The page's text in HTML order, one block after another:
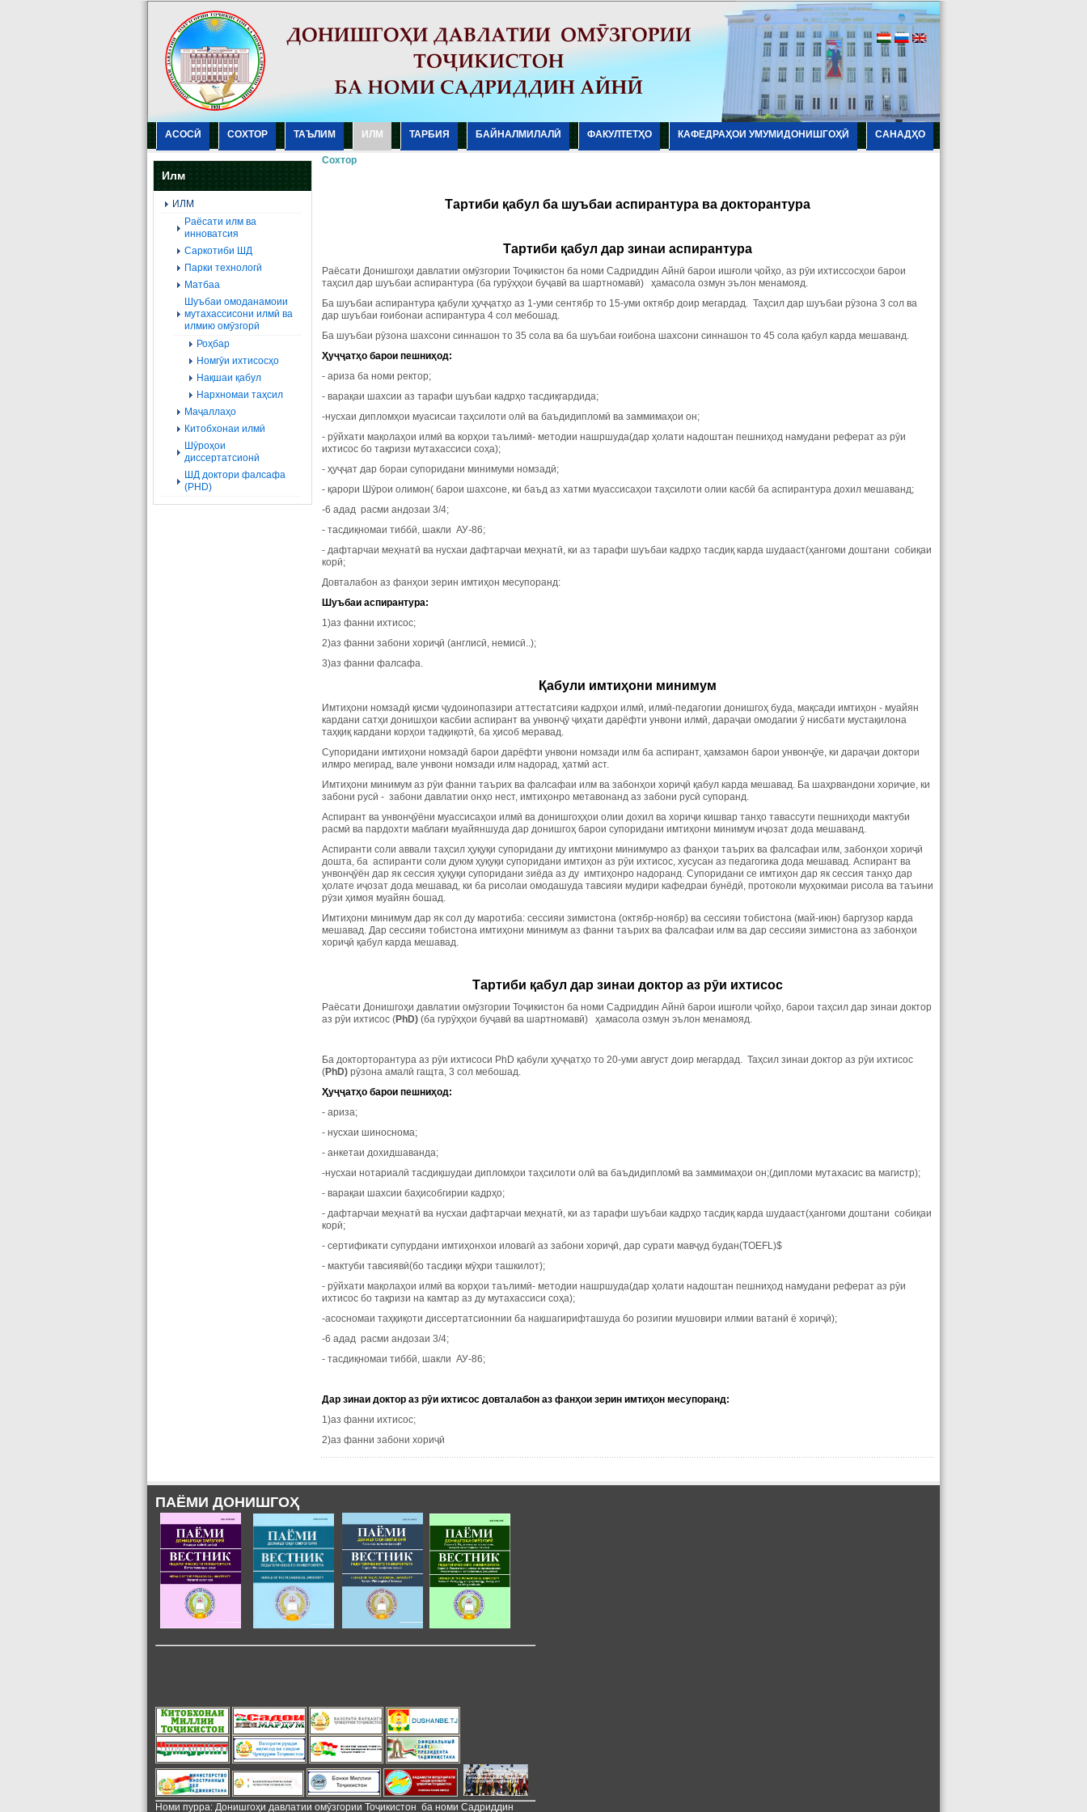
АСОСӢ СОХТОР ТАЪЛИМ ИЛМ ТАРБИЯ БАЙНАЛМИЛАЛӢ ФАКУЛТЕТҲО КАФЕДРАҲОИ УМУМИДОНИШГОҲӢ САНАДҲО
Илм
ИЛМ
Раёсати илм ва
инноватсия
Саркотиби ШД
Парки технологӣ
Матбаа
Шуъбаи омоданамоии
мутахассисони илмӣ ва
илмию омӯзгорӣ
Роҳбар
Номгӯи ихтисосҳо
Нақшаи қабул
Нархномаи таҳсил
Маҷаллаҳо
Китобхонаи илмӣ
Шӯроҳои
диссертатсионӣ
ШД доктори фалсафа
(PHD)
Сохтор
Тартиби қабул ба шуъбаи аспирантура ва докторантура
Тартиби қабул дар зинаи аспирантура
Раёсати Донишгоҳи давлатии омӯзгории Тоҷикистон ба номи Садриддин Айнӣ барои ишғоли ҷойҳо, аз рӯи ихтиссосҳои барои
таҳсил дар шуъбаи аспирантура (ба гурӯҳҳои буҷавӣ ва шартномавӣ) ҳамасола озмун эълон менамояд.
Ба шуъбаи аспирантура қабули ҳуҷҷатҳо аз 1-уми сентябр то 15-уми октябр доир мегардад. Таҳсил дар шуъбаи рӯзона 3 сол ва
дар шуъбаи ғоибонаи аспирантура 4 сол мебошад.
Ба шуъбаи рӯзона шахсони синнашон то 35 сола ва ба шуъбаи ғоибона шахсони синнашон то 45 сола қабул карда мешаванд.
Ҳуҷҷатҳо барои пешниҳод:
- ариза ба номи ректор;
- варақаи шахсии аз тарафи шуъбаи кадрҳо тасдиқгардида;
-нусхаи дипломҳои муасисаи таҳсилоти олӣ ва баъдидипломӣ ва заммимаҳои он;
- рӯйхати мақолаҳои илмӣ ва корҳои таълимӣ- методии нашршуда(дар ҳолати надоштан пешниҳод намудани реферат аз рӯи
ихтисос бо тақризи мутахассиси соҳа);
- ҳуҷҷат дар бораи супоридани минимуми номзадӣ;
- қарори Шӯрои олимон( барои шахсоне, ки баъд аз хатми муассисаҳои таҳсилоти олии касбӣ ба аспирантура дохил мешаванд;
-6 адад расми андозаи 3/4;
- тасдиқномаи тиббӣ, шакли АУ-86;
- дафтарчаи меҳнатӣ ва нусхаи дафтарчаи меҳнатӣ, ки аз тарафи шуъбаи кадрҳо тасдиқ карда шудааст(ҳангоми доштани собиқаи
корӣ;
Довталабон аз фанҳои зерин имтиҳон месупоранд:
Шуъбаи аспирантура:
1)аз фанни ихтисос;
2)аз фанни забони хориҷӣ (англисӣ, немисӣ..);
3)аз фанни фалсафа.
Қабули имтиҳони минимум
Имтиҳони номзадӣ қисми ҷудоинопазири аттестатсияи кадрҳои илмӣ, илмӣ-педагогии донишгоҳ буда, мақсади имтиҳон - муайян
кардани сатҳи донишҳои касбии аспирант ва унвонҷӯ ҷиҳати дарёфти унвони илмӣ, дараҷаи омодагии ӯ нисбати мустақилона
таҳқиқ кардани корҳои тадқиқотӣ, ба ҳисоб меравад.
Супоридани имтиҳони номзадӣ барои дарёфти унвони номзади илм ба аспирант, ҳамзамон барои унвонҷӯе, ки дараҷаи доктори
илмро мегирад, вале унвони номзади илм надорад, ҳатмӣ аст.
Имтиҳони минимум аз рӯи фанни таърих ва фалсафаи илм ва забонҳои хориҷӣ қабул карда мешавад. Ба шаҳрвандони хориҷие, ки
забони русӣ - забони давлатии онҳо нест, имтиҳонро метавонанд аз забони русӣ супоранд.
Аспирант ва унвонҷӯёни муассисаҳои илмӣ ва донишгоҳҳои олии дохил ва хориҷи кишвар танҳо тавассути пешниҳоди мактуби
расмӣ ва пардохти маблағи муайяншуда дар донишгоҳ барои супоридани имтиҳони минимум иҷозат дода мешаванд.
Аспиранти соли аввали таҳсил ҳуқуқи супоридани ду имтиҳони минимумро аз фанҳои таърих ва фалсафаи илм, забонҳои хориҷӣ
дошта, ба аспиранти соли дуюм ҳуқуқи супоридани имтиҳон аз рӯи ихтисос, хусусан аз педагогика дода мешавад. Аспирант ва
унвонҷӯён дар як сессия ҳуқуқи супоридани зиёда аз ду имтиҳонро надоранд. Супоридани се имтиҳон дар як сессия танҳо дар
ҳолате иҷозат дода мешавад, ки ба рисолаи омодашуда тавсияи мудири кафедраи бунёдӣ, протоколи муҳокимаи рисола ва таъини
рӯзи ҳимоя муайян бошад.
Имтиҳони минимум дар як сол ду маротиба: сессияи зимистона (октябр-ноябр) ва сессияи тобистона (май-июн) баргузор карда
мешавад. Дар сессияи тобистона имтиҳони минимум аз фанни таърих ва фалсафаи илм ва дар сессияи зимистона аз забонҳои
хориҷӣ қабул карда мешавад.
Тартиби қабул дар зинаи доктор аз рӯи ихтисос
Раёсати Донишгоҳи давлатии омӯзгории Тоҷикистон ба номи Садриддин Айнӣ барои ишғоли ҷойҳо, барои таҳсил дар зинаи доктор
аз рӯи ихтисос (PhD) (ба гурӯҳҳои буҷавӣ ва шартномавӣ) ҳамасола озмун эълон менамояд.
Ба докторторантура аз рӯи ихтисоси PhD қабули ҳуҷҷатҳо то 20-уми август доир мегардад. Таҳсил зинаи доктор аз рӯи ихтисос
(PhD) рӯзона амалӣ гащта, 3 сол мебошад.
Ҳуҷҷатҳо барои пешниҳод:
- ариза;
- нусхаи шиноснома;
- анкетаи дохидшаванда;
-нусхаи нотариалӣ тасдиқшудаи дипломҳои таҳсилоти олӣ ва баъдидипломӣ ва заммимаҳои он;(дипломи мутахасис ва магистр);
- варақаи шахсии баҳисобгирии кадрҳо;
- дафтарчаи меҳнатӣ ва нусхаи дафтарчаи меҳнатӣ, ки аз тарафи шуъбаи кадрҳо тасдиқ карда шудааст(ҳангоми доштани собиқаи
корӣ;
- сертификати супурдани имтиҳонхои иловагӣ аз забони хориҷӣ, дар сурати мавҷуд будан(TOEFL)$
- мактуби тавсиявӣ(бо тасдиқи мӯҳри ташкилот);
- рӯйхати мақолаҳои илмӣ ва корҳои таълимӣ- методии нашршуда(дар ҳолати надоштан пешниҳод намудани реферат аз рӯи
ихтисос бо тақризи на камтар аз ду мутахассиси соҳа);
-асосномаи таҳқиқоти диссертатсионнии ба нақшагирифташуда бо розигии мушовири илмии ватанӣ ё хориҷӣ);
-6 адад расми андозаи 3/4;
- тасдиқномаи тиббӣ, шакли АУ-86;
Дар зинаи доктор аз рӯи ихтисос довталабон аз фанҳои зерин имтиҳон месупоранд:
1)аз фанни ихтисос;
2)аз фанни забони хориҷӣ
ПАЁМИ ДОНИШГОҲ
Номи пурра: Донишгоҳи давлатии омӯзгории Тоҷикистон ба номи Садриддин